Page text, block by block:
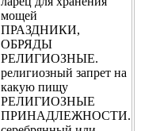
мощей
ПРАЗДНИКИ,
ОБРЯДЫ
РЕЛИГИОЗНЫЕ.
религиозный запрет на
какую пищу
РЕЛИГИОЗНЫЕ
ПРИНАДЛЕЖНОСТИ.